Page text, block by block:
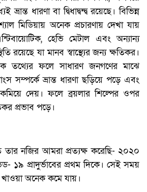
ধারণা বা দ্বিধাদ্বন্দ্ব রয়েছে। বিভিন্ন
মিডিয়ায় অনেক প্রচারণায় দেখা যায়
হেভি মেটাল এবং অন্যান্য
রয়েছে যা মানব স্বাস্থ্যের জন্য ক্ষতিকর।
তথ্যের ফলে সাধারণ জনগণের মাঝে
সম্পর্কে ভ্রান্ত ধারণা ছড়িয়ে পড়ে এবং
দেয়। ফলে ব্রয়লার শিল্পের ওপর
প্রভাব পড়ে।
তার নজির আমরা প্রত্যক্ষ করেছি- ২০২০
১৯ প্রাদুর্ভাবের প্রথম দিকে। সেই সময়
খাওয়া অনেক কমে যায়।